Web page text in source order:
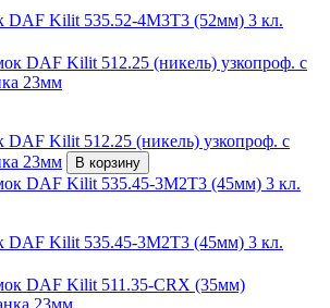
DAF Kilit 535.52-4M3T3 (52мм) 3 кл.
DAF Kilit 512.25 (никель) узкопроф. с
23мм
В корзину
DAF Kilit 535.45-3M2T3 (45мм) 3 кл.